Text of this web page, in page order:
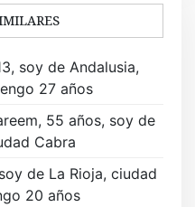
soy de Andalusia,
27 años
55 años, soy de
Cabra
de La Rioja, ciudad
20 años